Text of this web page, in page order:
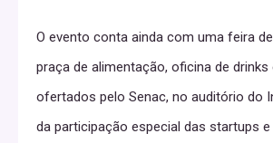
O evento conta ainda com uma feira
praça de alimentação, oficina de drinks
ofertados pelo Senac, no auditório do
da participação especial das startups